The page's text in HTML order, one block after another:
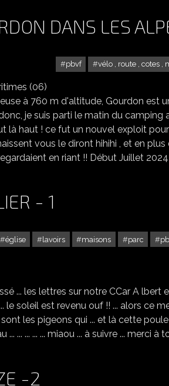
DANS LES
pbvf vélo , route , cotes ,
LE VILLAGE DE
à 760 m d'altitude, Gourdon est
je suis parti le matin du
là haut ! ce fut un nouvel exploit
vous le diront hihihi , et en
en riant !! Début Juillet
- 1
église lavoirs maisons parc
... les lettres sur notre CCar A lbert
... le soleil est revenu ouf !! ... alors ce
les pigeons qui ... et là cette poule
... ... ... ... miaou ... à suivre ... merci à
-2